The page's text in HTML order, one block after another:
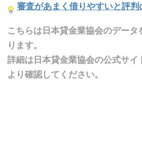
審査があまく借りやすいと評判
こちらは日本貸金業協会のデータ
ります。
詳細は日本貸金業協会の公式サイ
より確認してください。